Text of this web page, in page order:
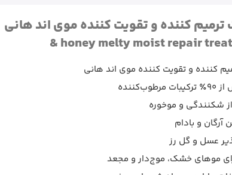
کننده و تقویت کننده موی اند هانی
honey melty moist repair
کننده و تقویت کننده موی اند هانی
شکنندگی و موخوره
آرگان و بادام
عسل و گل رز
موهای خشک، موج‌دار و مجعد